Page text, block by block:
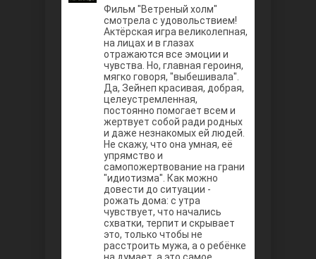
Между
Ветреный
Фильм "Ветреный холм"
смотрела с удовольствием!
Актёрская игра великолепная,
на лицах и в глазах
отражаются все эмоции и
чувства. Но, главная героиня,
мягко говоря, "выбешивала".
Да, Зейнеп красивая, добрая,
целеустремленная,
постоянно помогает всем и
жертвует собой ради родных
и даже незнакомых ей людей.
Не скажу, что она умная, её
упрямство и
самопожертвование на грани
"идиотизма". Как можно
довести до ситуации -
рожать дома: с утра
чувствует, что начались
схватки, терпит и скрывает
это, только чтобы не
расстроить мужа, а о ребёнке
на думает, а это самое